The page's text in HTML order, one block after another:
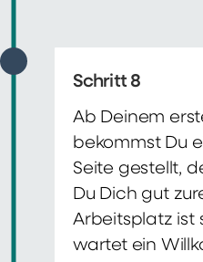
Schritt 8
Ab Deinem
bekommst Du
Seite gestellt,
Du Dich gut
Arbeitsplatz ist
wartet ein